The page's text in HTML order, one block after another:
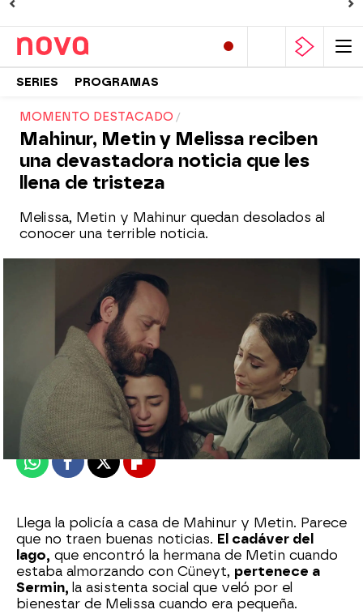
SERIES PROGRAMAS
MOMENTO DESTACADO
Mahinur, Metin y Melissa reciben
una devastadora noticia que les
llena de tristeza
Melissa, Metin y Mahinur quedan desolados al
conocer una terrible noticia.
Publicado: 29 de octubre de 2023, 21:33
WhatsappFacebook
X Flipboard
Llega la policía a casa de Mahinur y Metin. Parece
que no traen buenas noticias. El cadáver del
lago, que encontró la hermana de Metin cuando
estaba almorzando con Cüneyt, pertenece a
Sermin, la asistenta social que veló por el
bienestar de Melissa cuando era pequeña.